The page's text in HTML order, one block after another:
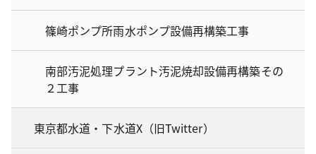
篠崎ポンプ所雨水ポンプ設備再構築工事
南部汚泥処理プラント汚泥焼却設備再構築その
２工事
東京都水道・下水道X（旧Twitter）